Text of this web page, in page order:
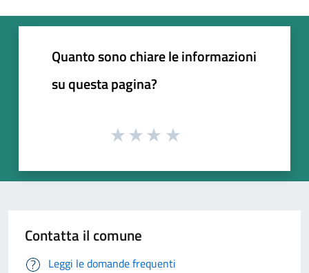
Quanto sono chiare le informazioni
su questa pagina?
Contatta il comune
Leggi le domande frequenti